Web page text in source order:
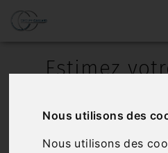
Nous utilisons des
Nous utilisons des
Estimez